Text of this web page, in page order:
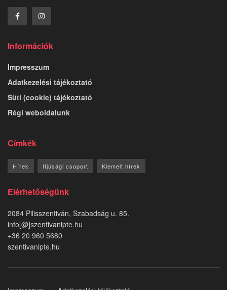
Információk
Impresszum
Adatkezelési tájékoztató
Süti (cookie) tájékoztató
Régi weboldalunk
Címkék
Hírek Ifjúsági csoport Kiemelt hírek
Elérhetőségünk
2084 Pilisszentiván, Szabadság u. 85.
info[@]szentivanipte.hu
+36 20 960 5680
szentivanipte.hu